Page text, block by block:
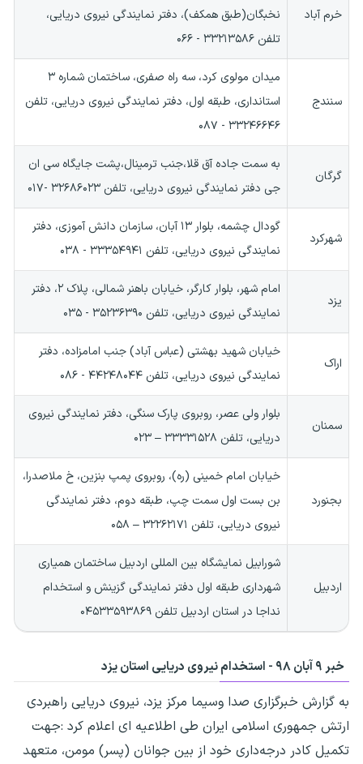
خرم آباد
نخبگان(طبق همکف)، دفتر نمایندگی نیروی دریایی،
تلفن ۳۳۲۱۳۵۸۶ - ۰۶۶
سنندج
میدان مولوی کرد، سه راه صفری، ساختمان شماره ۳
استانداری، طبقه اول، دفتر نمایندگی نیروی دریایی، تلفن
۳۳۲۴۶۶۴۶ - ۰۸۷
گرگان
به سمت جاده آق قلا،جنب ترمینال،پشت جایگاه سی ان
جی دفتر نمایندگی نیروی دریایی، تلفن ۳۲۶۸۶۰۲۳ -۰۱۷
شهرکرد
گودال چشمه، بلوار ۱۳ آبان، سازمان دانش آموزی، دفتر
نمایندگی نیروی دریایی، تلفن ۳۳۳۵۴۹۴۱ - ۰۳۸
یزد
امام شهر، بلوار کارگر، خیابان باهنر شمالی، پلاک ۲، دفتر
نمایندگی نیروی دریایی، تلفن ۳۵۲۳۶۳۹۰ - ۰۳۵
اراک
خیابان شهید بهشتی (عباس آباد) جنب امامزاده، دفتر
نمایندگی نیروی دریایی، تلفن ۴۴۲۴۸۰۴۴ - ۰۸۶
سمنان
بلوار ولی عصر، روبروی پارک سنگی، دفتر نمایندگی نیروی
دریایی، تلفن ۳۳۳۳۱۵۲۸ – ۰۲۳
بجنورد
خیابان امام خمینی (ره)، روبروی پمپ بنزین، خ ملاصدرا،
بن بست اول سمت چپ، طبقه دوم، دفتر نمایندگی
نیروی دریایی، تلفن ۳۲۲۶۲۱۷۱ – ۰۵۸
اردبیل
شورابیل نمایشگاه بین المللی اردبیل ساختمان همیاری
شهرداری طبقه اول دفتر نمایندگی گزینش و استخدام
نداجا در استان اردبیل تلفن ۰۴۵۳۳۵۹۳۸۶۹
خبر ۹ آبان ۹۸ - استخدام نیروی دریایی استان یزد
به گزارش خبرگزاری صدا وسیما مرکز یزد، نیروی دریایی راهبردی
ارتش جمهوری اسلامی ایران طی اطلاعیه ای اعلام کرد :جهت
تکمیل کادر درجه‌داری خود از بین جوانان (پسر) مومن، متعهد